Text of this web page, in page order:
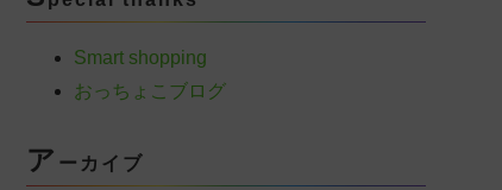
Smart shopping
おっちょこブログ
ア ーカイブ